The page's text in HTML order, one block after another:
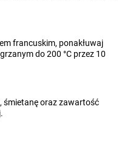
francuskim, ponakłuwaj
do 200 °C przez 10
śmietanę oraz zawartość